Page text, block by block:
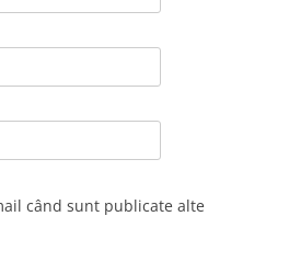
când sunt publicate alte